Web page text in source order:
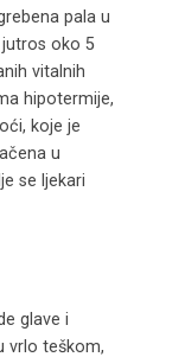
pala u
jutros oko 5
vitalnih
hipotermije,
koje je
u
se ljekari
glave i
vrlo teškom,